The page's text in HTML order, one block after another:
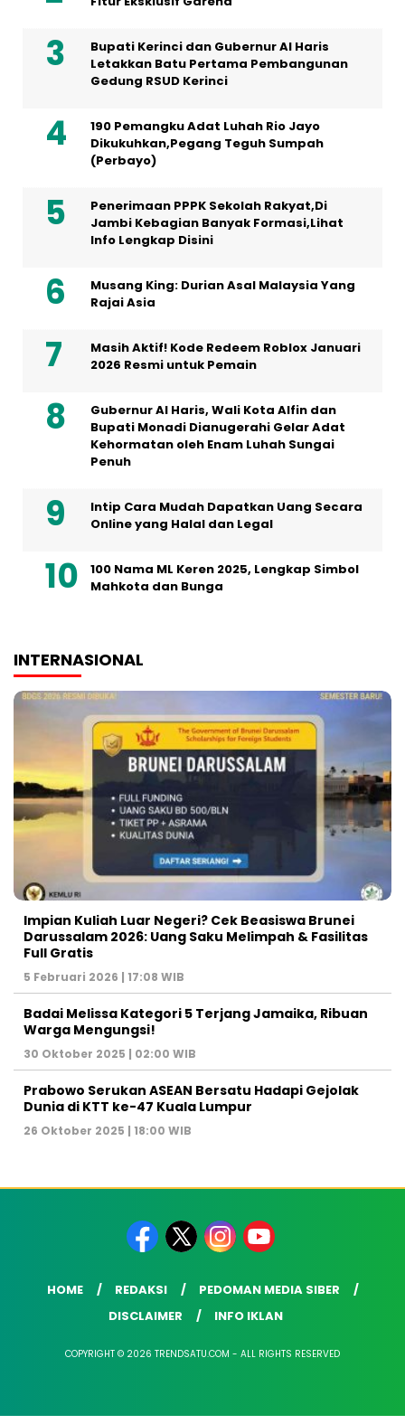
Bupati Kerinci dan Gubernur Al Haris
Letakkan Batu Pertama Pembangunan
Gedung RSUD Kerinci
190 Pemangku Adat Luhah Rio Jayo
Dikukuhkan,Pegang Teguh Sumpah
(Perbayo)
Penerimaan PPPK Sekolah Rakyat,Di
Jambi Kebagian Banyak Formasi,Lihat
Info Lengkap Disini
Musang King: Durian Asal Malaysia Yang
Rajai Asia
Masih Aktif! Kode Redeem Roblox Januari
2026 Resmi untuk Pemain
Gubernur Al Haris, Wali Kota Alfin dan
Bupati Monadi Dianugerahi Gelar Adat
Kehormatan oleh Enam Luhah Sungai
Penuh
Intip Cara Mudah Dapatkan Uang Secara
Online yang Halal dan Legal
100 Nama ML Keren 2025, Lengkap Simbol
Mahkota dan Bunga
INTERNASIONAL
Impian Kuliah Luar Negeri? Cek Beasiswa Brunei
Darussalam 2026: Uang Saku Melimpah & Fasilitas
Full Gratis
5 Februari 2026 | 17:08 WIB
Badai Melissa Kategori 5 Terjang Jamaika, Ribuan
Warga Mengungsi!
30 Oktober 2025 | 02:00 WIB
Prabowo Serukan ASEAN Bersatu Hadapi Gejolak
Dunia di KTT ke-47 Kuala Lumpur
26 Oktober 2025 | 18:00 WIB
HOME REDAKSI
PEDOMAN MEDIA SIBER
DISCLAIMER
INFO IKLAN
COPYRIGHT © 2026 TRENDSATU.COM - ALL RIGHTS RESERVED